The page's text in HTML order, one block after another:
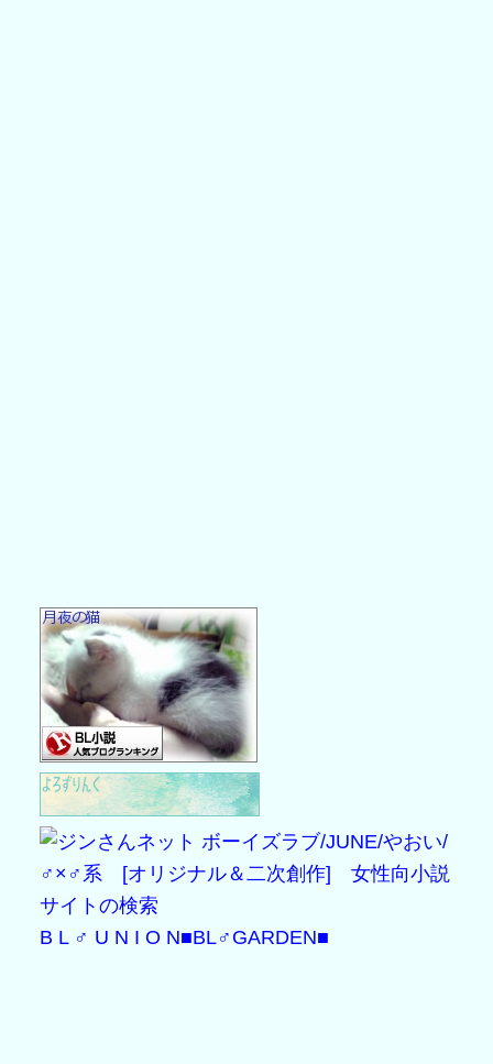
B L ♂ U N I O N■BL♂GARDEN■